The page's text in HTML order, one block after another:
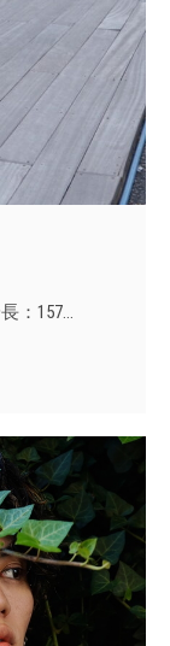
：157…